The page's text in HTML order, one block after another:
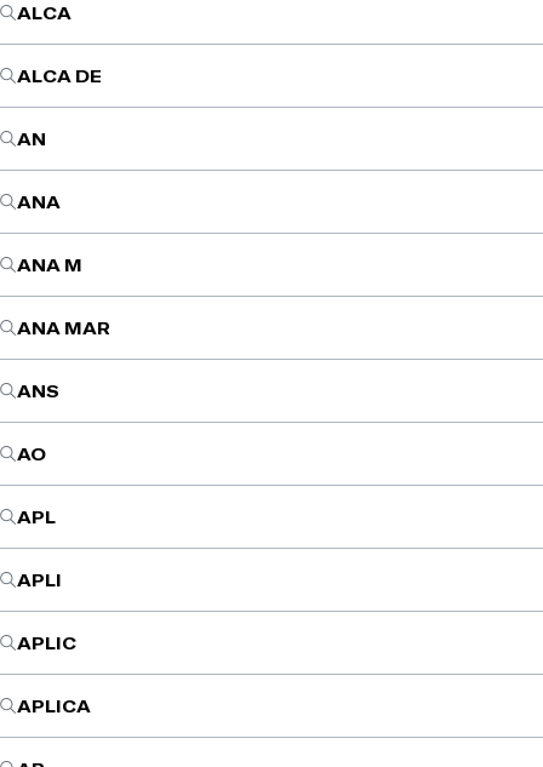
ALCA
ALCA DE
AN
ANA
ANA M
ANA MAR
ANS
AO
APL
APLI
APLIC
APLICA